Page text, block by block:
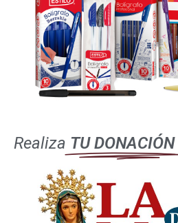
LaMARIATÓN, es la
todos podamos ayudar,
oyentes y
aportación especial y
Realiza TU DONACIÓN